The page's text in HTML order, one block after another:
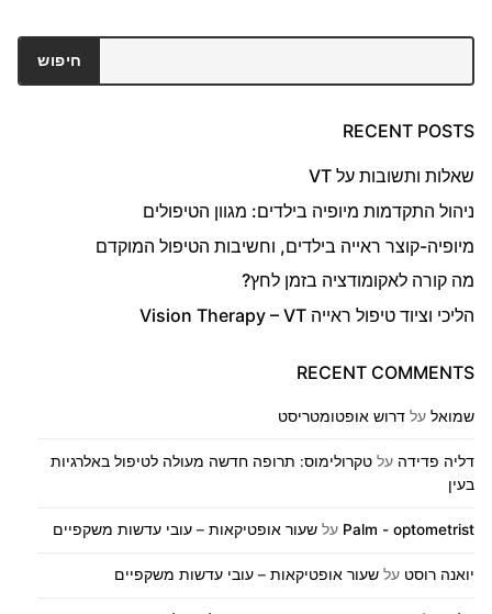
חיפוש
RECENT POSTS
שאלות ותשובות על VT
ניהול התקדמות מיופיה בילדים: מגוון הטיפולים
מיופיה-קוצר ראייה בילדים, וחשיבות הטיפול המוקדם
מה קורה לאקומודציה בזמן לחץ?
הליכי וציוד טיפול ראייה Vision Therapy – VT
RECENT COMMENTS
שמואל על דרוש אופטומטריסט
דליה פדידה על טקרולימוס: תרופה חדשה מעולה לטיפול באלרגיות
בעין
Palm - optometrist על שעור אופטיקאות – עובי עדשות משקפיים
יואנה רוסט על שעור אופטיקאות – עובי עדשות משקפיים